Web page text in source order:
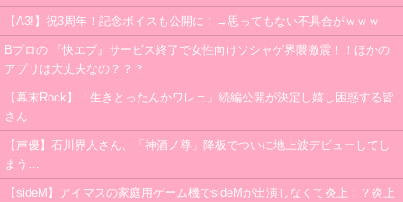
【A3!】祝3周年！記念ボイスも公開に！→思ってもない不具合がｗｗｗ
Bプロの 『快エブ』サービス終了で女性向けソシャゲ界隈激震！！ほかの
アプリは大丈夫なの？？？
【幕末Rock】「生きとったんかワレェ」続編公開が決定し嬉し困惑する皆
さん
【声優】石川界人さん、「神酒ノ尊」降板でついに地上波デビューしてし
まう…
【sideM】アイマスの家庭用ゲーム機でsideMが出演しなくて炎上！？炎上